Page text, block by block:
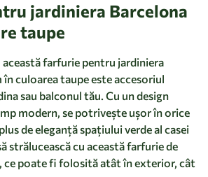
jardiniera Barcelona
taupe
farfurie pentru jardiniera
în culoarea taupe este accesoriul
sau balconul tău. Cu un design
modern, se potrivește ușor în orice
de eleganță spațiului verde al casei
strălucească cu această farfurie de
ce poate fi folosită atât în exterior, cât